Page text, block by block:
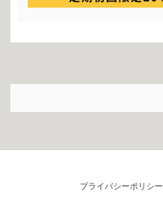
プライバシーポリシー